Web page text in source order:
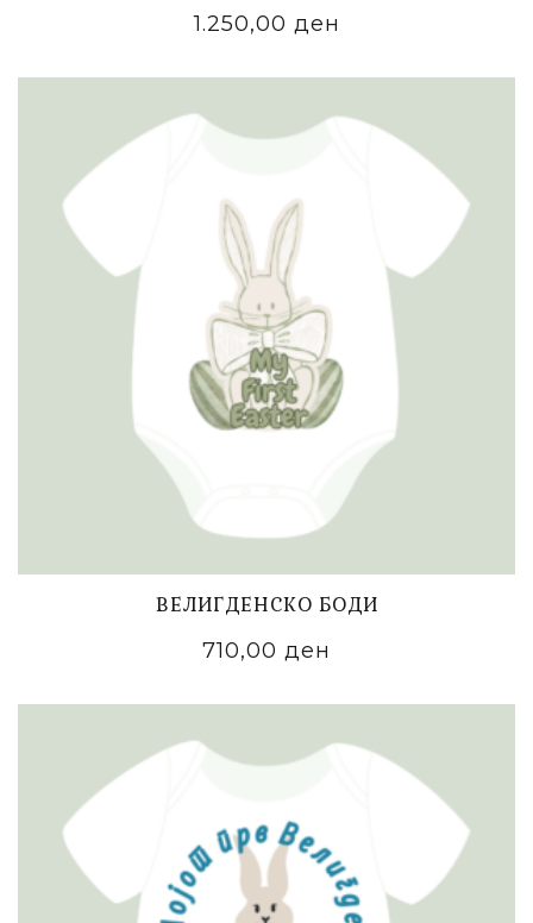
1.250,00 ден
ВЕЛИГДЕНСКО БОДИ
710,00 ден